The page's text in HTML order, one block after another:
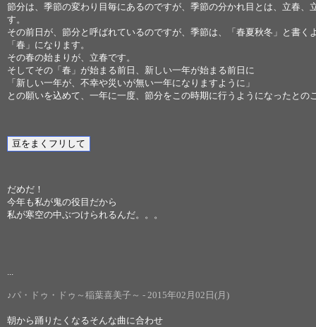
節分は、季節の変わり目毎にあるのですが、季節の分かれ目とは、立春、
す。
その前日が、節分と呼ばれているのですが、季節は、「春夏秋冬」と書く
「春」になります。
その春の始まりが、立春です。
そしてその「春」が始まる前日、新しい一年が始まる前日に
「新しい一年が、不幸や災いが無い一年になりますように」
との願いを込めて、一年に一度、節分をこの時期に行うようになったとの
だめだ！
今年も私が鬼の役目だから
私が寒空の中ぶつけられるんだ。。。
...
♪パ・ドゥ・ドゥ～稲葉喜美子～ - 2015年02月02日(月)
朝から踊りたくなるそんな曲に合わせ